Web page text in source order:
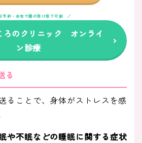
予約・自宅で薬の受け取り可能
ろのクリニック オンライ
ン診療
る
ることで、身体がストレスを感
や不眠などの睡眠に関する症状